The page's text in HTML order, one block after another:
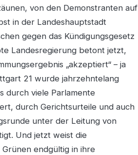
von den Demonstranten auf
in der Landeshauptstadt
gegen das Kündigungsgesetz
Landesregierung betont jetzt,
„akzeptiert“ – ja
21 wurde jahrzehntelang
durch viele Parlamente
durch Gerichtsurteile und auch
unter der Leitung von
Und jetzt weist die
endgültig in ihre